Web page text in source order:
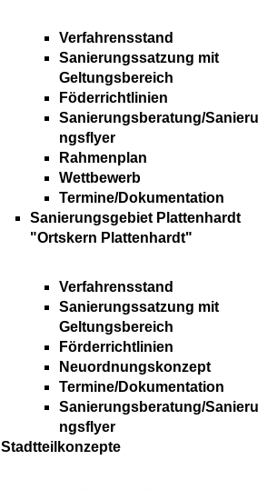
Verfahrensstand
Sanierungssatzung mit
Geltungsbereich
Föderrichtlinien
Sanierungsberatung/Sanieru
ngsflyer
Rahmenplan
Wettbewerb
Termine/Dokumentation
Sanierungsgebiet Plattenhardt
"Ortskern Plattenhardt"
Verfahrensstand
Sanierungssatzung mit
Geltungsbereich
Förderrichtlinien
Neuordnungskonzept
Termine/Dokumentation
Sanierungsberatung/Sanieru
ngsflyer
Stadtteilkonzepte